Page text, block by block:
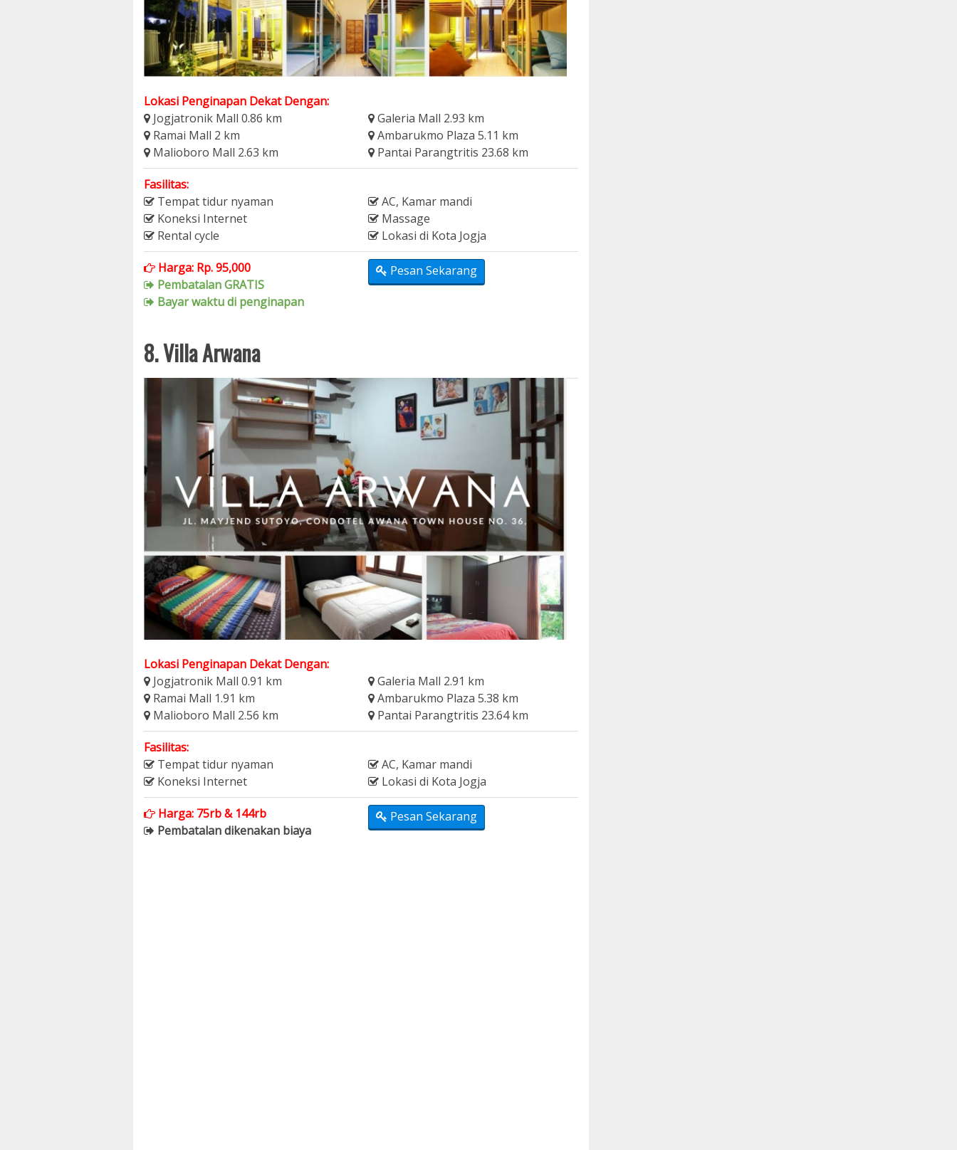
Lokasi Penginapan Dekat Dengan:
Jogjatronik Mall 0.86 km
Ramai Mall 2 km
Malioboro Mall 2.63 km
Galeria Mall 2.93 km
Ambarukmo Plaza 5.11 km
Pantai Parangtritis 23.68 km
Fasilitas:
Tempat tidur nyaman
Koneksi Internet
Rental cycle
AC, Kamar mandi
Massage
Lokasi di Kota Jogja
Harga: Rp. 95,000
Pembatalan GRATIS
Bayar waktu di penginapan
Pesan Sekarang
8. Villa Arwana
Lokasi Penginapan Dekat Dengan:
Jogjatronik Mall 0.91 km
Ramai Mall 1.91 km
Malioboro Mall 2.56 km
Galeria Mall 2.91 km
Ambarukmo Plaza 5.38 km
Pantai Parangtritis 23.64 km
Fasilitas:
Tempat tidur nyaman
Koneksi Internet
AC, Kamar mandi
Lokasi di Kota Jogja
Harga: 75rb & 144rb
Pembatalan dikenakan biaya
Pesan Sekarang